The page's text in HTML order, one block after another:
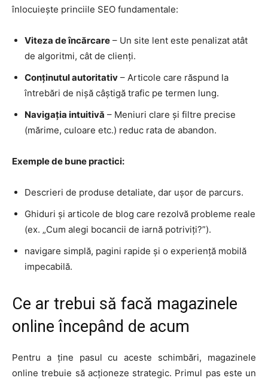
HOMEPAGE
înlocuiește princiile SEO fundamentale:
Viteza de încărcare – Un site lent este penalizat atât
de algoritmi, cât de clienți.
Conținutul autoritativ – Articole care răspund la
întrebări de nișă câștigă trafic pe termen lung.
Navigația intuitivă – Meniuri clare și filtre precise
(mărime, culoare etc.) reduc rata de abandon.
Exemple de bune practici:
Descrieri de produse detaliate, dar ușor de parcurs.
Ghiduri și articole de blog care rezolvă probleme reale
(ex. „Cum alegi bocancii de iarnă potriviți?”).
navigare simplă, pagini rapide și o experiență mobilă
impecabilă.
Ce ar trebui să facă magazinele
online începând de acum
Pentru a ține pasul cu aceste schimbări, magazinele
online trebuie să acționeze strategic. Primul pas este un